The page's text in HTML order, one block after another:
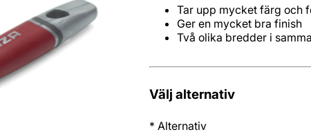
Två olika bredder i
Välj alternativ
* Alternativ